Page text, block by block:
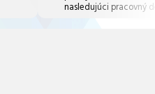
nasledujúci pracovný